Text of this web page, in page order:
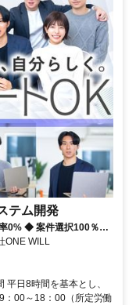
テム開発
0% ◆ 案件選択100％！
ONE WILL
日8時間を基本とし、
：00～18：00（所定労働